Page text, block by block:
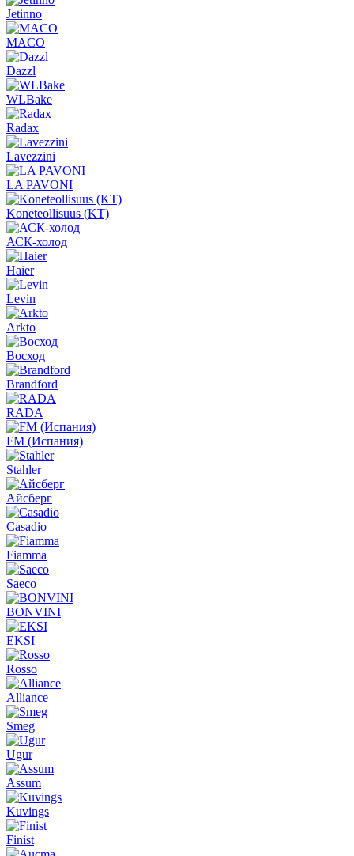
Jetinno
MACO
Dazzl
WLBake
Radax
Lavezzini
LA PAVONI
Koneteollisuus (KT)
АСК-холод
Haier
Levin
Arkto
Восход
Brandford
RADA
FM (Испания)
Stahler
Айсберг
Casadio
Fiamma
Saeco
BONVINI
EKSI
Rosso
Alliance
Smeg
Ugur
Assum
Kuvings
Finist